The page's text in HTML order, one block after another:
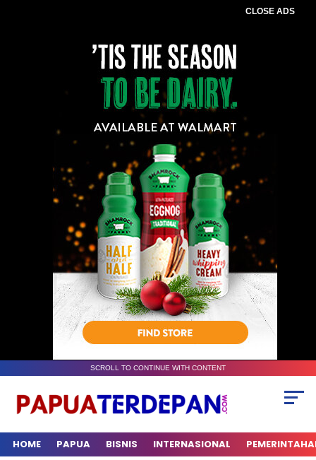
CLOSE ADS
SCROLL TO CONTINUE WITH CONTENT
HOME PAPUA BISNIS INTERNASIONAL